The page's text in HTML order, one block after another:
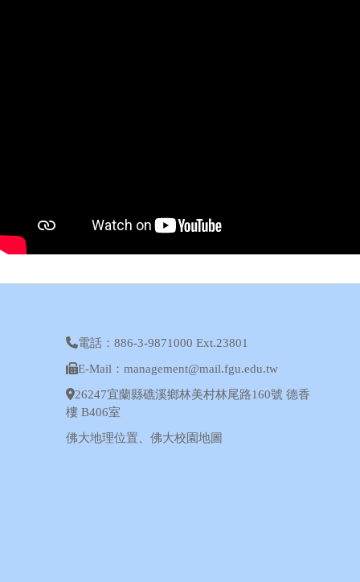
電話：886-3-9871000 Ext.23801
E-Mail：management@mail.fgu.edu.tw
26247宜蘭縣礁溪鄉林美村林尾路160號 德香
樓 B406室
佛大地理位置 、佛大校園地圖